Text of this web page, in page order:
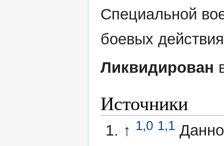
Специальной
боевых
Ликвидирован
Источники
↑ 1,0 1,1